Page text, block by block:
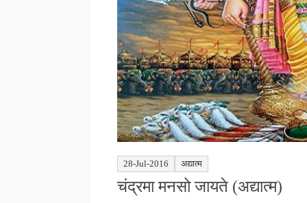
28-Jul-2016 अद्यात्म
चंद्रमा मनसो जायते (अद्यात्म)